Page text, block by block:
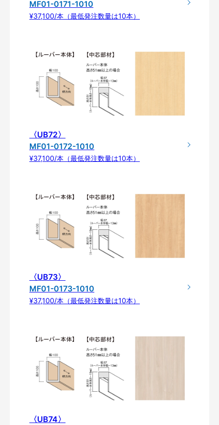
MF01-0171-1010
¥37,100/本（最低発注数量は10本）
〈UB72〉
MF01-0172-1010
¥37,100/本（最低発注数量は10本）
〈UB73〉
MF01-0173-1010
¥37,100/本（最低発注数量は10本）
〈UB74〉